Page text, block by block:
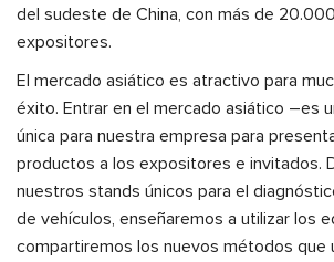
del sudeste de China, con más de
expositores.
El mercado asiático es atractivo para
éxito. Entrar en el mercado asiático –es
única para nuestra empresa para
productos a los expositores e invitados.
nuestros stands únicos para el
de vehículos, enseñaremos a utilizar los
compartiremos los nuevos métodos que